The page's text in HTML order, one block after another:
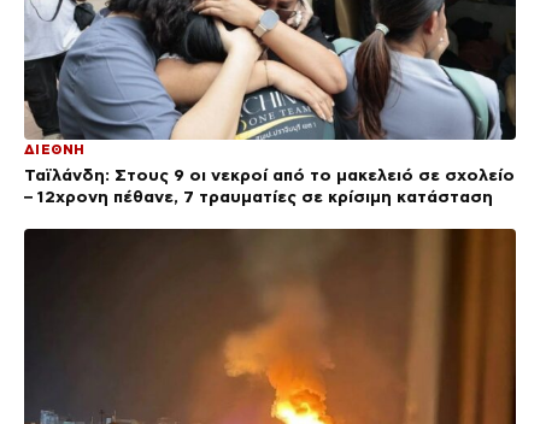
ΔΙΕΘΝΗ
Ταϊλάνδη: Στους 9 οι νεκροί από το μακελειό σε σχολείο
– 12χρονη πέθανε, 7 τραυματίες σε κρίσιμη κατάσταση